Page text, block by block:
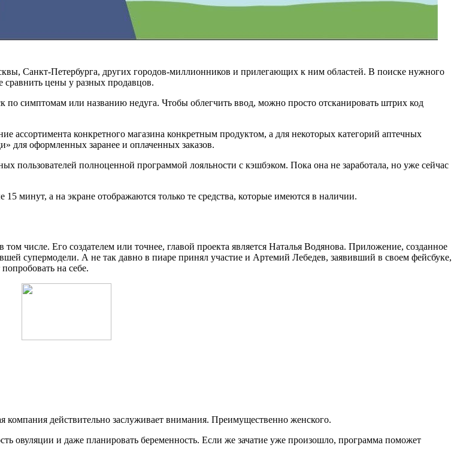
Санкт-Петербурга, других городов-миллионников и прилегающих к ним областей. В поиске нужного
цены у разных продавцов.
по симптомам или названию недуга. Чтобы облегчить ввод, можно просто отсканировать штрих код
ассортимента конкретного магазина конкретным продуктом, а для некоторых категорий аптечных
для оформленных заранее и оплаченных заказов.
пользователей полноценной программой лояльности с кэшбэком. Пока она не заработала, но уже сейчас
минут, а на экране отображаются только те средства, которые имеются в наличии.
числе. Его создателем или точнее, главой проекта является Наталья Водянова. Приложение, созданное
супермодели. А не так давно в пиаре принял участие и Артемий Лебедев, заявивший в своем фейсбуке,
на себе.
компания действительно заслуживает внимания. Преимущественно женского.
овуляции и даже планировать беременность. Если же зачатие уже произошло, программа поможет